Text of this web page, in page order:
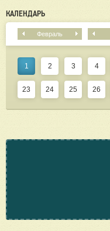
КАЛЕНДАРЬ
Февраль
1 2 3 4
23 24 25 26